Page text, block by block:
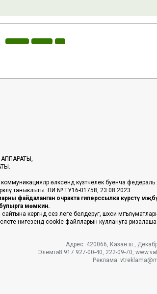
өлкәсендә күзәтчелек буенча федераль
таныклыгы: ПИ № ТУ16-01758, 23.08.2023.
файдаланган очракта гиперссылка күрсәтү
булырга мөмкин.
кергәндә сез әлеге белдерүгә, шәхси
нигезендә cookie файлларын куллануга
Адрес: 420066, Казан ш.,
Элемтә: 8 917 927-00-40, 222-09-70,
Реклама: